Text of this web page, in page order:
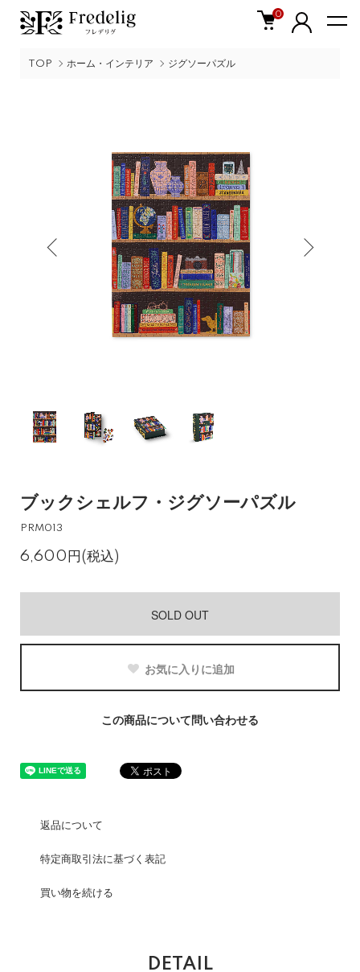
0
TOP ホーム・インテリア ジグソーパズル
ブックシェルフ・ジグソーパズル
PRM013
6,600円(税込)
SOLD OUT
お気に入りに追加
この商品について問い合わせる
返品について
特定商取引法に基づく表記
買い物を続ける
DETAIL